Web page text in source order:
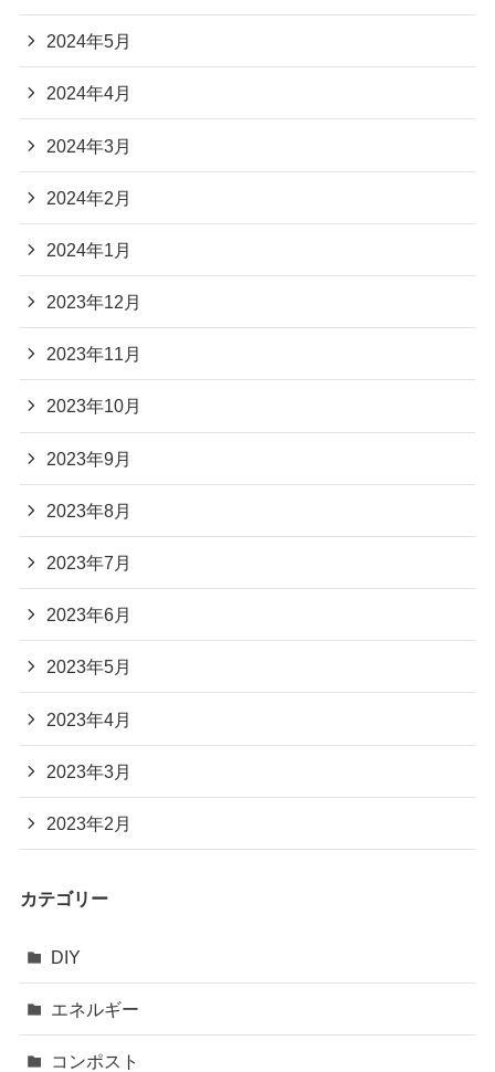
2024年5月
2024年4月
2024年3月
2024年2月
2024年1月
2023年12月
2023年11月
2023年10月
2023年9月
2023年8月
2023年7月
2023年6月
2023年5月
2023年4月
2023年3月
2023年2月
カテゴリー
DIY
エネルギー
コンポスト